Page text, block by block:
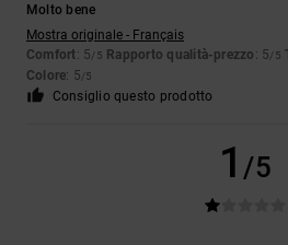
Molto bene
Mostra originale - Français
Comfort: 5/5 Rapporto qualità-prezzo : 5/5
Colore: 5/5
Consiglio questo prodotto
1/5